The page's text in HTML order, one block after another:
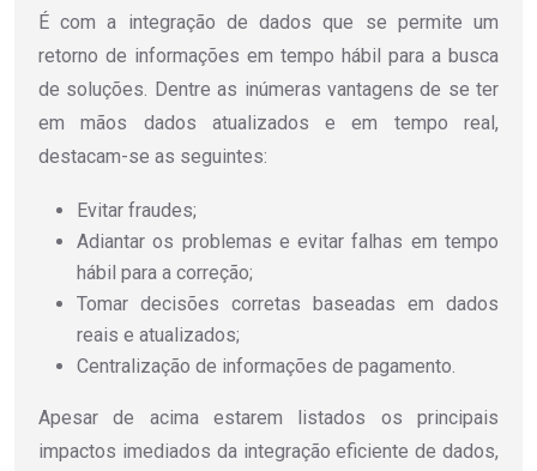
É com a integração de dados que se permite um
retorno de informações em tempo hábil para a busca
de soluções. Dentre as inúmeras vantagens de se ter
em mãos dados atualizados e em tempo real,
destacam-se as seguintes:
Evitar fraudes;
Adiantar os problemas e evitar falhas em tempo
hábil para a correção;
Tomar decisões corretas baseadas em dados
reais e atualizados;
Centralização de informações de pagamento.
Apesar de acima estarem listados os principais
impactos imediados da integração eficiente de dados,